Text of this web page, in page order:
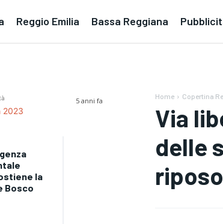
Reggio Emilia Bassa Reggiana
la
Bosco
5 anni fa Home Copertina
Via
delle